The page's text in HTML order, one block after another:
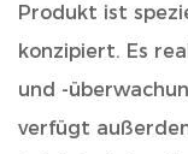
Produkt ist
konzipiert. Es
und -
verfügt